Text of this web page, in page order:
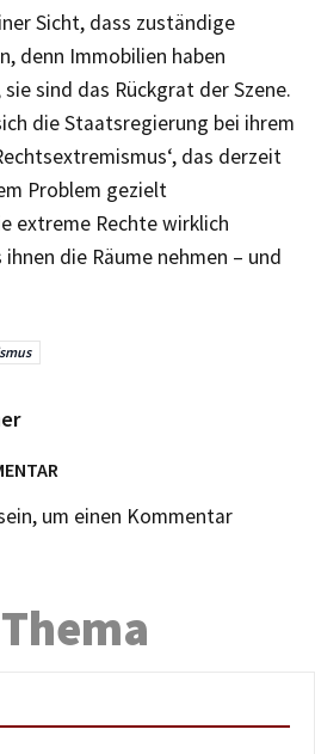
Sicht, dass zuständige
denn Immobilien haben
sind das Rückgrat der Szene.
die Staatsregierung bei ihrem
das derzeit
Problem gezielt
extreme Rechte wirklich
die Räume nehmen – und
um einen Kommentar